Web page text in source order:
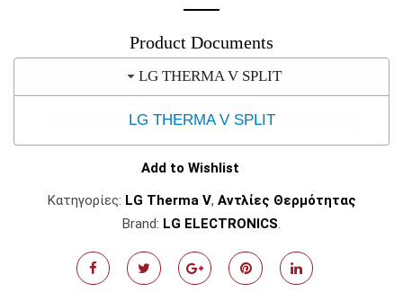
Product Documents
LG THERMA V SPLIT
LG THERMA V SPLIT
Add to Wishlist
Κατηγορίες: LG Therma V, Αντλίες Θερμότητας
Brand: LG ELECTRONICS.